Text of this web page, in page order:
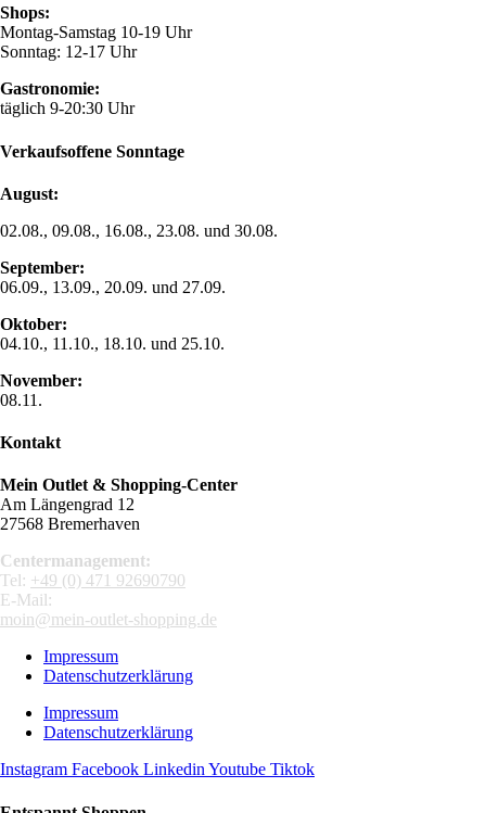
Shops:
Montag-Samstag 10-19 Uhr
Sonntag: 12-17 Uhr
Gastronomie:
täglich 9-20:30 Uhr
Verkaufsoffene Sonntage
August:
02.08., 09.08., 16.08., 23.08. und 30.08.
September:
06.09., 13.09., 20.09. und 27.09.
Oktober:
04.10., 11.10., 18.10. und 25.10.
November:
08.11.
Kontakt
Mein Outlet & Shopping-Center
Am Längengrad 12
27568 Bremerhaven
Centermanagement:
Tel: +49 (0) 471 92690790
E-Mail:
moin@mein-outlet-shopping.de
Impressum
Datenschutzerklärung
Impressum
Datenschutzerklärung
Instagram Facebook LinkedinYoutube Tiktok